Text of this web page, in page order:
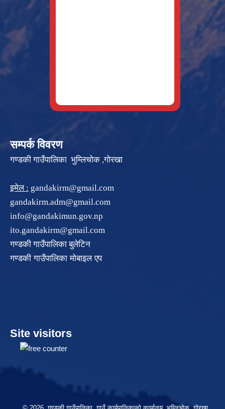
सम्पर्क विवरण
गण्डकी गाउँपालिका भुम्लिचोक ,गोरखा
इमेल : gandakirm@gmail.com
gandakirm.adm@gmail.com
info@gandakimun.gov.np
ito.gandakirm@gmail.com
गण्डकी गाउँपालिका बुलेटिन
गण्डकी गाउँपालिका मोबाइल एप
Site visitors